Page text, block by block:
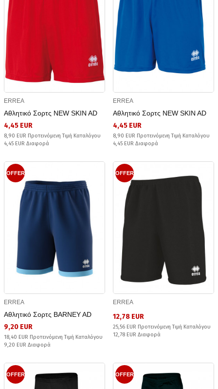
ERREA
Αθλητικό Σορτς NEW SKIN AD
4,45 EUR
8,90 EUR Προτεινόμενη Τιμή Καταλόγου
4,45 EUR Διαφορά
ERREA
Αθλητικό Σορτς NEW SKIN AD
4,45 EUR
8,90 EUR Προτεινόμενη Τιμή Καταλόγου
4,45 EUR Διαφορά
OFFER
ERREA
Αθλητικό Σορτς BARNEY AD
9,20 EUR
18,40 EUR Προτεινόμενη Τιμή Καταλόγου
9,20 EUR Διαφορά
OFFER
ERREA
12,78 EUR
25,56 EUR Προτεινόμενη Τιμή Καταλόγου
12,78 EUR Διαφορά
OFFER OFFER